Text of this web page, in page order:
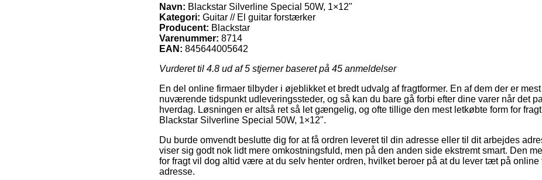
Navn: Blackstar Silverline Special 50W, 1×12"
Kategori: Guitar // El guitar forstærker
Producent: Blackstar
Varenummer: 8714
EAN: 845644005642
Vurderet til 4.8 ud af 5 stjerner baseret på 45 anmeldelser
En del online firmaer tilbyder i øjeblikket et bredt udvalg af fragtformer. En af dem der er
nuværende tidspunkt udleveringssteder, og så kan du bare gå forbi efter dine varer når det
hverdag. Løsningen er altså ret så let gængelig, og ofte tillige den mest letkøbte form for
Blackstar Silverline Special 50W, 1×12".
Du burde omvendt beslutte dig for at få ordren leveret til din adresse eller til dit arbejdes
viser sig godt nok lidt mere omkostningsfuld, men på den anden side ekstremt smart. Den
for fragt vil dog altid være at du selv henter ordren, hvilket beroer på at du lever tæt på online
adresse.